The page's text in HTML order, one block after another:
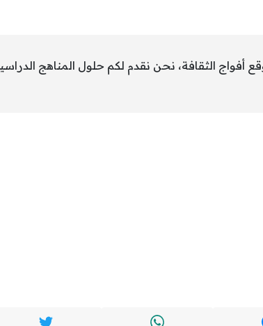
أفواج الثقافة، نحن نقدم لكم حلول المناهج